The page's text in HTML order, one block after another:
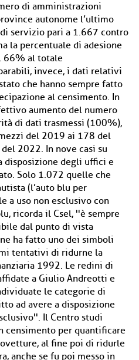
di amministrazioni
autonome l’ultimo
servizio pari a 1.667 contro
la percentuale di adesione
66% al totale
invece, i dati relativi
che hanno sempre fatto
al censimento. In
aumento del numero
di dati trasmessi (100%),
del 2019 ai 178 del
2022. In nove casi su
disposizione degli uffici e
Solo 1.072 quelle che
(l’auto blu per
a uso non esclusivo con
ricorda il Csel, ''è sempre
dal punto di vista
ha fatto uno dei simboli
tentativi di ridurne la
1992. Le redini di
a Giulio Andreotti e
le categorie di
ad avere a disposizione
Il Centro studi
censimento per quantificare
al fine poi di ridurle
anche se fu poi messo in